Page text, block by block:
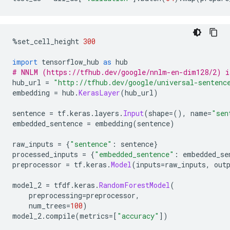
%set_cell_height 300
import tensorflow_hub as hub
# NNLM (https://tfhub.dev/google/nnlm-en-dim128/2)
hub_url = "http://tfhub.dev/google/universal-
embedding = hub .KerasLayer(hub_url)
sentence = tf.keras . layers . Input(shape=(), name=
embedded_sentence = embedding(sentence)
raw_inputs = {"sentence" : sentence}
processed_inputs = {"embedded_sentence" :
preprocessor = tf.keras .Model(inputs=raw_inputs,
model_2 = tfdf.keras .RandomForestModel(
preprocessing=preprocessor,
num_trees=100)
model_2.compile(metrics=[ "accuracy" ])